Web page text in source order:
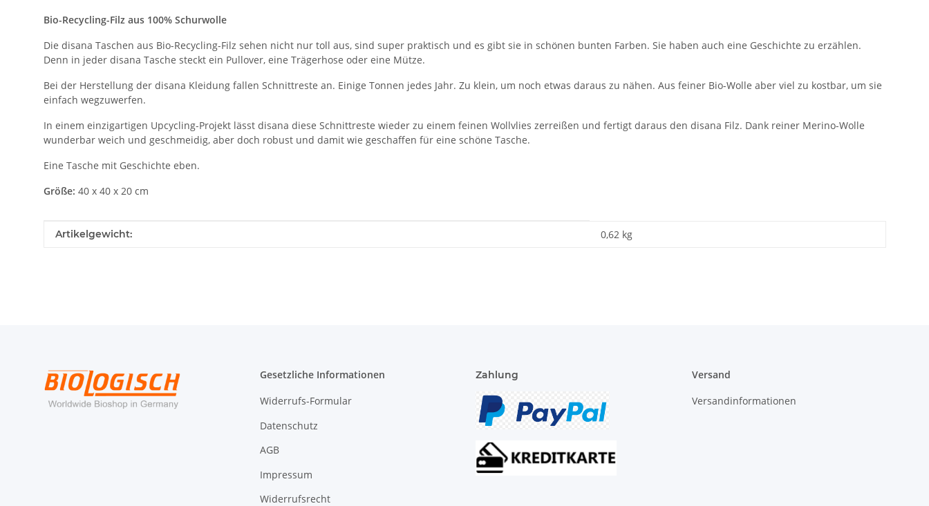
Bio-Recycling-Filz aus 100% Schurwolle
Die disana Taschen aus Bio-Recycling-Filz sehen nicht nur toll aus, sind super praktisch und es gibt sie in schönen bunten Farben. Sie haben auch eine Geschichte zu erzählen.
Denn in jeder disana Tasche steckt ein Pullover, eine Trägerhose oder eine Mütze.
Bei der Herstellung der disana Kleidung fallen Schnittreste an. Einige Tonnen jedes Jahr. Zu klein, um noch etwas daraus zu nähen. Aus feiner Bio-Wolle aber viel zu kostbar, um sie
einfach wegzuwerfen.
In einem einzigartigen Upcycling-Projekt lässt disana diese Schnittreste wieder zu einem feinen Wollvlies zerreißen und fertigt daraus den disana Filz. Dank reiner Merino-Wolle
wunderbar weich und geschmeidig, aber doch robust und damit wie geschaffen für eine schöne Tasche.
Eine Tasche mit Geschichte eben.
Größe: 40 x 40 x 20 cm
Produkteigenschaft
Wert
Artikelgewicht: 0,62 kg
Gesetzliche Informationen
Widerrufs-Formular
Datenschutz
AGB
Impressum
Widerrufsrecht
Zahlung Versand
Versandinformationen